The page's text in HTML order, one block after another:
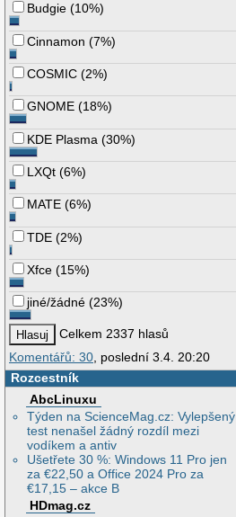
Budgie (10%)
Cinnamon (7%)
COSMIC (2%)
GNOME (18%)
KDE Plasma (30%)
LXQt (6%)
MATE (6%)
TDE (2%)
Xfce (15%)
jiné/žádné (23%)
Celkem 2337 hlasů
Komentářů: 30 , poslední 3.4. 20:20
Rozcestník
AbcLinuxu
Týden na ScienceMag.cz: Vylepšený
test nenašel žádný rozdíl mezi
vodíkem a antiv
Ušetřete 30 %: Windows 11 Pro jen
za €22,50 a Office 2024 Pro za
€17,15 – akce B
HDmag.cz